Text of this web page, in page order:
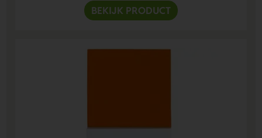
BEKIJK PRODUCT